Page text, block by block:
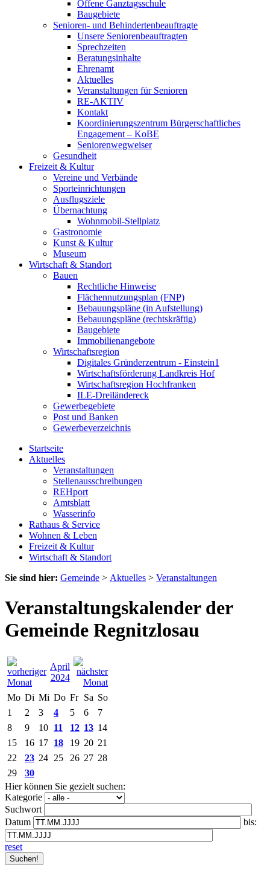
Offene Ganztagsschule
Baugebiete
Senioren- und Behindertenbeauftragte
Unsere Seniorenbeauftragten
Sprechzeiten
Beratungsinhalte
Ehrenamt
Aktuelles
Veranstaltungen für Senioren
RE-AKTIV
Kontakt
Koordinierungszentrum Bürgerschaftliches
Engagement – KoBE
Seniorenwegweiser
Gesundheit
Freizeit & Kultur
Vereine und Verbände
Sporteinrichtungen
Ausflugsziele
Übernachtung
Wohnmobil-Stellplatz
Gastronomie
Kunst & Kultur
Museum
Wirtschaft & Standort
Bauen
Rechtliche Hinweise
Flächennutzungsplan (FNP)
Bebauungspläne (in Aufstellung)
Bebauungspläne (rechtskräftig)
Baugebiete
Immobilienangebote
Wirtschaftsregion
Digitales Gründerzentrum - Einstein1
Wirtschaftsförderung Landkreis Hof
Wirtschaftsregion Hochfranken
ILE-Dreiländereck
Gewerbegebiete
Post und Banken
Gewerbeverzeichnis
Startseite
Aktuelles
Veranstaltungen
Stellenausschreibungen
REHport
Amtsblatt
Wasserinfo
Rathaus & Service
Wohnen & Leben
Freizeit & Kultur
Wirtschaft & Standort
Sie sind hier: Gemeinde > Aktuelles > Veranstaltungen
Veranstaltungskalender der
Gemeinde Regnitzlosau
April
2024
Mo Di Mi Do Fr Sa So
1
2 3 4 5 6
7
8
9 10 11 12 13 14
15
16 17 18 19 20 21
22
23 24 25 26 27 28
29
30
Hier können Sie gezielt suchen:
Kategorie
Suchwort
Datum
bis:
reset